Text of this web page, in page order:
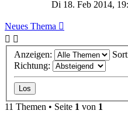
Di 18. Feb 2014,
Neues Thema
Anzeigen:
Richtung:
11 Themen • Seite 1 von 1